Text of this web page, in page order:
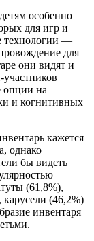
особенно
для игр и
технологии —
для
они видят и
опции на
и когнитивных
кажется
однако
бы видеть
(61,8%),
(46,2%)
инвентаря